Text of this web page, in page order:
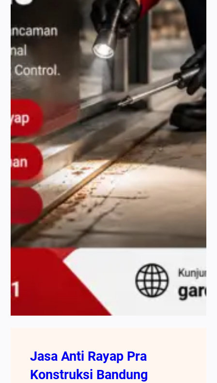
Jasa Anti Rayap Pra
Konstruksi Bandung